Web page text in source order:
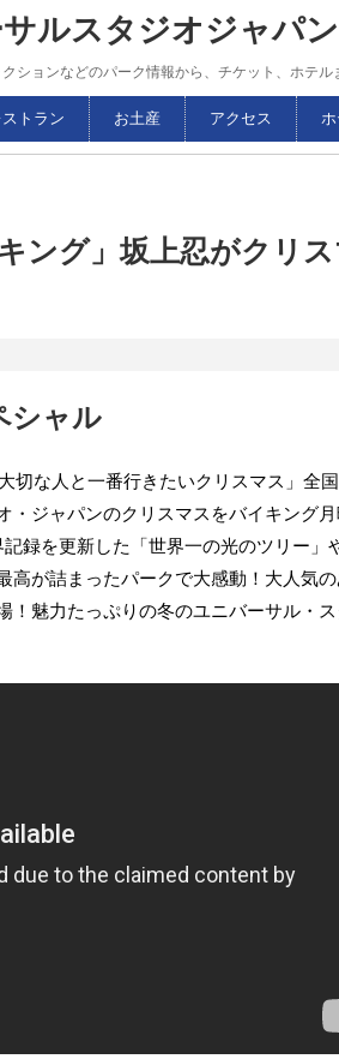
ルスタジオジャパ
ションなどのパーク情報から、チケット、ホテル
トラン お土産 アクセス
ング」坂上忍がクリス
シャル
切な人と一番行きたいクリスマス」全国
・ジャパンのクリスマスをバイキング月
録を更新した「世界一の光のツリー」
高が詰まったパークで大感動！大人気
！魅力たっぷりの冬のユニバーサル・